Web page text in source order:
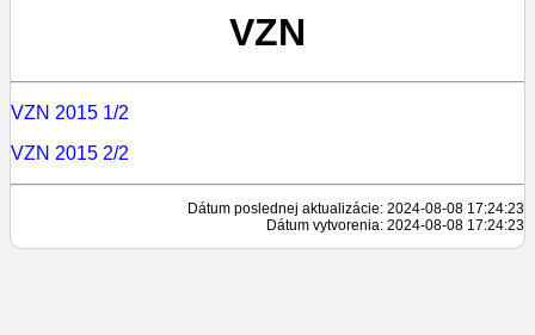
VZN
VZN 2015 1/2
VZN 2015 2/2
Dátum poslednej aktualizácie: 2024-08-08 17:24:23
Dátum vytvorenia: 2024-08-08 17:24:23